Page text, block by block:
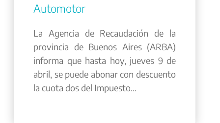
Automotor
La Agencia de Recaudación de la
provincia de Buenos Aires (ARBA)
informa que hasta hoy, jueves 9 de
abril, se puede abonar con descuento
la cuota dos del Impuesto...